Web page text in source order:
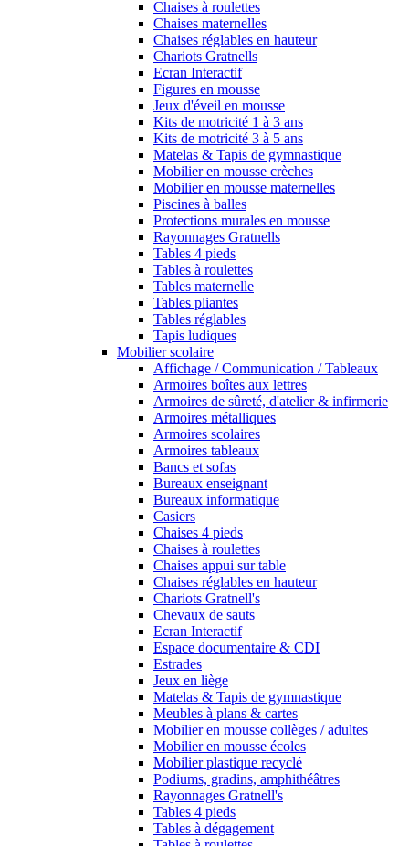
Chaises à roulettes
Chaises maternelles
Chaises réglables en hauteur
Chariots Gratnells
Ecran Interactif
Figures en mousse
Jeux d'éveil en mousse
Kits de motricité 1 à 3 ans
Kits de motricité 3 à 5 ans
Matelas & Tapis de gymnastique
Mobilier en mousse crèches
Mobilier en mousse maternelles
Piscines à balles
Protections murales en mousse
Rayonnages Gratnells
Tables 4 pieds
Tables à roulettes
Tables maternelle
Tables pliantes
Tables réglables
Tapis ludiques
Mobilier scolaire
Affichage / Communication / Tableaux
Armoires boîtes aux lettres
Armoires de sûreté, d'atelier & infirmerie
Armoires métalliques
Armoires scolaires
Armoires tableaux
Bancs et sofas
Bureaux enseignant
Bureaux informatique
Casiers
Chaises 4 pieds
Chaises à roulettes
Chaises appui sur table
Chaises réglables en hauteur
Chariots Gratnell's
Chevaux de sauts
Ecran Interactif
Espace documentaire & CDI
Estrades
Jeux en liège
Matelas & Tapis de gymnastique
Meubles à plans & cartes
Mobilier en mousse collèges / adultes
Mobilier en mousse écoles
Mobilier plastique recyclé
Podiums, gradins, amphithéâtres
Rayonnages Gratnell's
Tables 4 pieds
Tables à dégagement